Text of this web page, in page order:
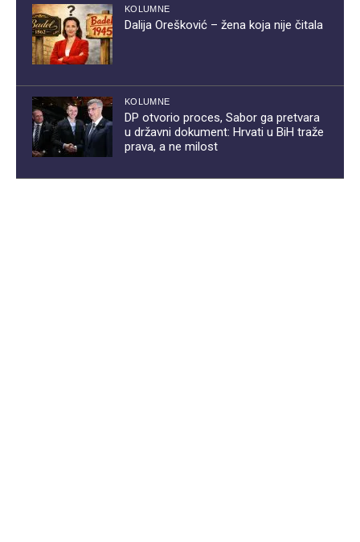
KOLUMNE
Dalija Orešković – žena koja nije čitala
KOLUMNE
DP otvorio proces, Sabor ga pretvara
u državni dokument: Hrvati u BiH traže
prava, a ne milost